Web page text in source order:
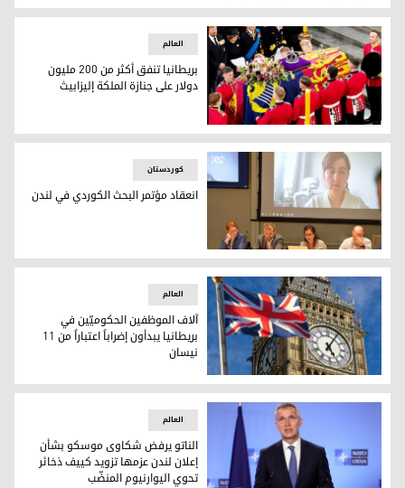
وزير الخارجية التركي هاكان فيدان ونظيره الأمريكي أنتوني
جنازة الملكة إليزابيث
العالم
بريطانيا تنفق أكثر من 200 مليون
دولار على جنازة الملكة إليزابيث
يستمر المؤتمر ليومين متتاليين
کوردستان
انعقاد مؤتمر البحث الكوردي في لندن
ساعة بيغ بن الشهيرة في العاصمة لندن
العالم
آلاف الموظفين الحكوميّين في
بريطانيا يبدأون إضراباً اعتباراً من 11
نيسان
العالم
الناتو يرفض شكاوى موسكو بشأن
إعلان لندن عزمها تزويد كييف ذخائر
تحوي اليوارنيوم المنضّب